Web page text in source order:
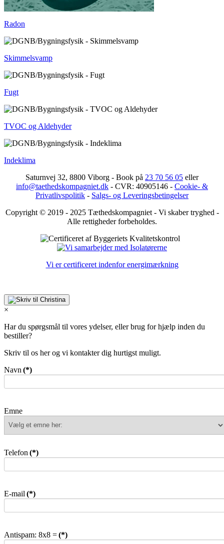
Radon
Skimmelsvamp
Fugt
TVOC og Aldehyder
Indeklima
Saturnvej 32, 8800 Viborg - Book på 23 70 56 05 eller
info@taethedskompagniet.dk - CVR: 40905146 - Cookie- &
Privatlivspolitik - Salgs- og Leveringsbetingelser
Copyright © 2019 - 2025 Tæthedskompagniet - Vi skaber tryghed -
Alle rettigheder forbeholdes.
Vi er certificeret indenfor energimærkning
×
Har du spørgsmål til vores ydelser, eller brug for hjælp inden du
bestiller?
Skriv til os her og vi kontakter dig hurtigst muligt.
Navn (*)
Emne
Telefon (*)
E-mail (*)
Antispam: 8x8 =(*)